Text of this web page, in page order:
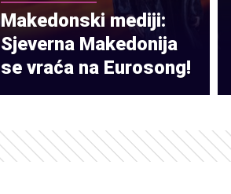
Makedonski mediji:
Sjeverna Makedonija
se vraća na Eurosong!